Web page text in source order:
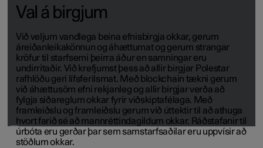
Val á birgjum
Við veljum vandlega beina efnisbirgja okkar, gerum
áreiðanleikakönnun og áhættumat og gerum strangar
kröfur til starfsemi þeirra áður en samningar eru
undirritaðir. Við krefjumst þess að allir birgjar Polestar
rafhlöðu geri lífsferilsmat. Með blockchain tækni gerum
við áhættusöm efni rekjanleg og allir birgjar verða að
fylgja siðareglum okkar fyrir viðskiptafélaga. Með
framleiðslu og framleiðslu gerum við úttektir til að athuga
hvort farið sé að mannréttindagildum okkar. Ráðstafanir til
úrbóta eru gerðar þar sem samstarfsaðilar eru uppvísir að
stöðlum okkar.